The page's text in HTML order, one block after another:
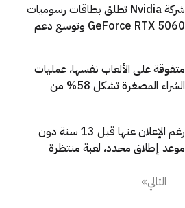
شركة Nvidia تطلق بطاقات رسوميات
GeForce RTX 5060 وتوسع دعم
متفوقة على الألعاب نفسها، عمليات
الشراء المصغرة تشكل 58% من
رغم الإعلان عنها قبل 13 سنة دون
موعد إطلاق محدد، لعبة منتظرة
التالي»